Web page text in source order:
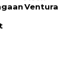
Ventura